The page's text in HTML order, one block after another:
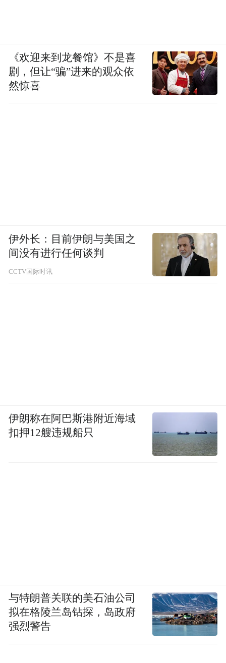
《欢迎来到龙餐馆》不是喜
剧，但让“骗”进来的观众依
然惊喜
伊外长：目前伊朗与美国之
间没有进行任何谈判
CCTV国际时讯
伊朗称在阿巴斯港附近海域
扣押12艘违规船只
与特朗普关联的美石油公司
拟在格陵兰岛钻探，岛政府
强烈警告